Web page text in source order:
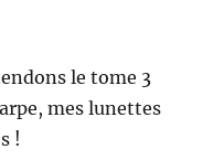
le tome 3
mes lunettes
!